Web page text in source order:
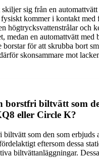
sig från en automattvätt
kommer i kontakt med
högtrycksvattenstrålar och
medan en automattvätt med
borstar för att skrubba bort
skonsammare mot
borstfri biltvätt som
eller Circle K?
biltvätt som den som erbjuds
eftersom dessa
biltvättanläggningar.